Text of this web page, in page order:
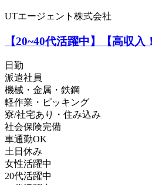
UTエージェント株式会社
【20~40代活躍中】【高収
日勤
派遣社員
機械・金属・鉄鋼
軽作業・ピッキング
寮/社宅あり・住み込み
社会保険完備
車通勤OK
土日休み
女性活躍中
20代活躍中